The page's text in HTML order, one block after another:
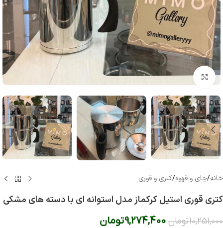
بزرگنمایی تصویر
خانه/چای و قهوه/کتری و قوری
کتری قوری استیل کرکماز مدل استوانه ای با دسته های مشکی
10,251,000تومان 9,274,400تومان